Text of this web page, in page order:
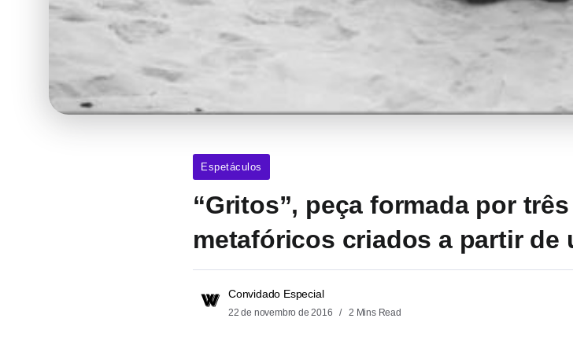
Espetáculos
“Gritos”, peça formada por
metafóricos criados a partir de
Convidado Especial
22 de novembro de 2016 2 Mins Read